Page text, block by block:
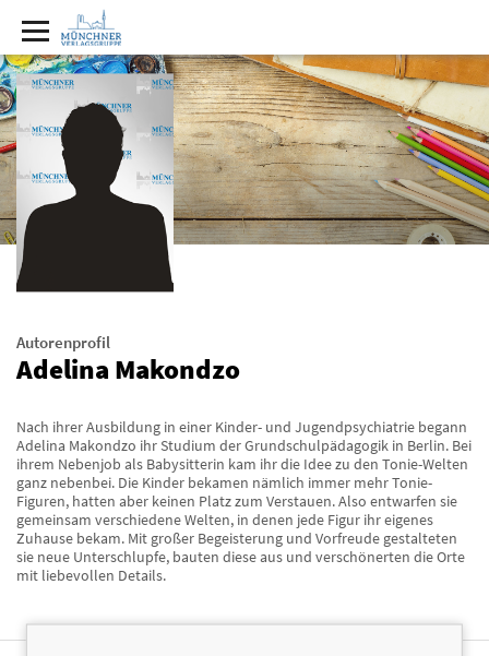
Autorenprofil
Adelina Makondzo
Nach ihrer Ausbildung in einer Kinder- und Jugendpsychiatrie begann
Adelina Makondzo ihr Studium der Grundschulpädagogik in Berlin. Bei
ihrem Nebenjob als Babysitterin kam ihr die Idee zu den Tonie-Welten
ganz nebenbei. Die Kinder bekamen nämlich immer mehr Tonie-
Figuren, hatten aber keinen Platz zum Verstauen. Also entwarfen sie
gemeinsam verschiedene Welten, in denen jede Figur ihr eigenes
Zuhause bekam. Mit großer Begeisterung und Vorfreude gestalteten
sie neue Unterschlupfe, bauten diese aus und verschönerten die Orte
mit liebevollen Details.